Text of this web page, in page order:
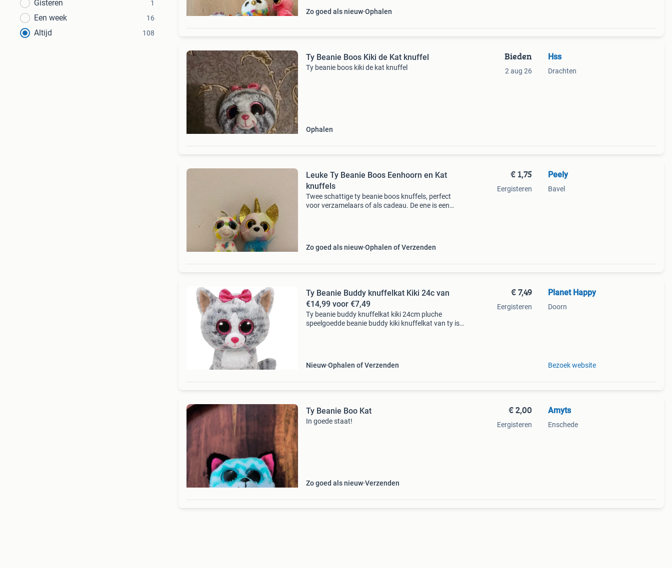
Gisteren 1
Een week 16
Altijd 108
Zo goed als nieuw Ophalen
Ty Beanie Boos Kiki de Kat knuffel
Ty beanie boos kiki de kat knuffel
Ophalen
Bieden
2 aug 26
Hss
Drachten
Leuke Ty Beanie Boos Eenhoorn en Kat
knuffels
Twee schattige ty beanie boos knuffels, perfect
voor verzamelaars of als cadeau. De ene is een
Zo goed als nieuw Ophalen of Verzenden
€ 1,75
Eergisteren
Peely
Bavel
Ty Beanie Buddy knuffelkat Kiki 24c van
€14,99 voor €7,49
Ty beanie buddy knuffelkat kiki 24cm pluche
speelgoedde beanie buddy kiki knuffelkat van ty is
Nieuw Ophalen of Verzenden
€ 7,49
Eergisteren
Planet Happy
Doorn
Bezoek website
Ty Beanie Boo Kat
In goede staat!
Zo goed als nieuw Verzenden
€ 2,00
Eergisteren
Amyts
Enschede